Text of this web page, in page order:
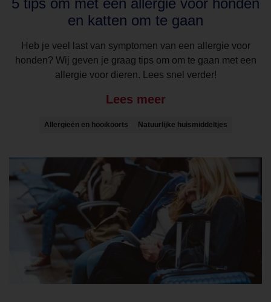
5 tips om met een allergie voor honden
en katten om te gaan
Heb je veel last van symptomen van een allergie voor
honden? Wij geven je graag tips om om te gaan met een
allergie voor dieren. Lees snel verder!
Lees meer
Allergieën en hooikoorts Natuurlijke huismiddeltjes